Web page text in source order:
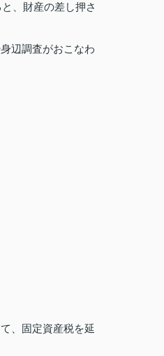
、財産の差し押さ
辺調査がおこなわ
、固定資産税を延